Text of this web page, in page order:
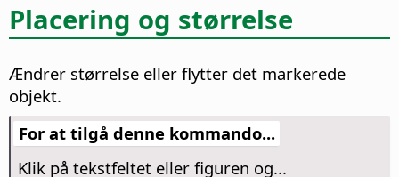
Placering og størrelse
Ændrer størrelse eller flytter det markerede
objekt.
For at tilgå denne kommando...
Klik på tekstfeltet eller figuren og...